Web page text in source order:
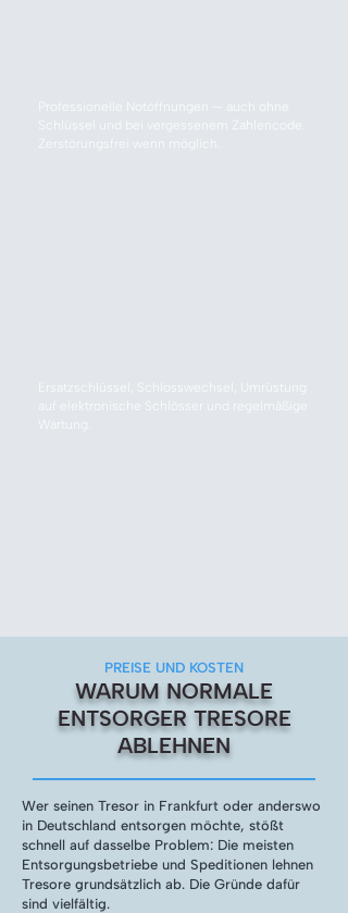
Professionelle Notöffnungen — auch ohne
Schlüssel und bei vergessenem Zahlencode.
Zerstörungsfrei wenn möglich.
Ersatzschlüssel, Schlosswechsel, Umrüstung
auf elektronische Schlösser und regelmäßige
Wartung.
PREISE UND KOSTEN
WARUM NORMALE
ENTSORGER TRESORE
ABLEHNEN
Wer seinen Tresor in Frankfurt oder anderswo
in Deutschland entsorgen möchte, stößt
schnell auf dasselbe Problem: Die meisten
Entsorgungsbetriebe und Speditionen lehnen
Tresore grundsätzlich ab. Die Gründe dafür
sind vielfältig.